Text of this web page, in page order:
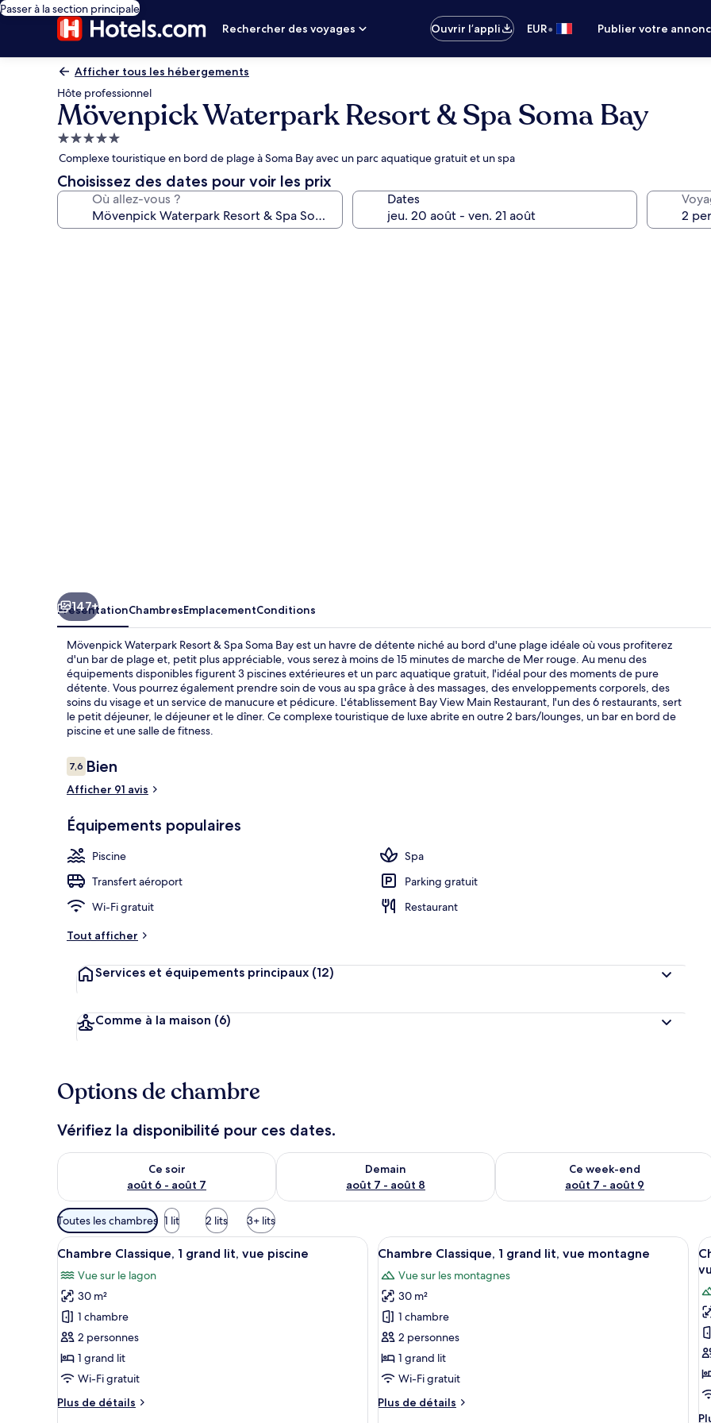
Passer à la section principale
Rechercher des voyages
Ouvrir l’appli EUR• Publier votre
Afficher tous les hébergements
Hôte professionnel
Mövenpick Waterpark Resort & Spa Soma Bay
Hébergement
5.0 étoiles
Complexe touristique en bord de plage à Soma Bay avec un parc aquatique gratuit et un spa
Choisissez des dates pour voir les prix
Où allez-vous ? Dates
Minibar,
147+
PrésentationChambresEmplacementConditions
Mövenpick Waterpark Resort & Spa Soma Bay est un havre de détente niché au bord d'une plage idéale où vous profiterez
d'un bar de plage et, petit plus appréciable, vous serez à moins de 15 minutes de marche de Mer rouge. Au menu des
équipements disponibles figurent 3 piscines extérieures et un parc aquatique gratuit, l'idéal pour des moments de pure
détente. Vous pourrez également prendre soin de vous au spa grâce à des massages, des enveloppements corporels, des
soins du visage et un service de manucure et pédicure. L'établissement Bay View Main Restaurant, l'un des 6 restaurants, sert
le petit déjeuner, le déjeuner et le dîner. Ce complexe touristique de luxe abrite en outre 2 bars/lounges, un bar en bord de
piscine et une salle de fitness.
Avis
voyageurs
7,67,6 sur 10
Bien
Afficher 91 avis
Équipements populaires
Piscine
Spa
Transfert aéroport
Parking gratuit
Wi-Fi gratuit
Restaurant
Tout afficher
Services et équipements principaux (12)
Comme à la maison (6)
Options de chambre
Vérifiez la disponibilité pour ces dates.
Ce soir
août 6 - août 7
Vérifier la disponibilité pour ce soir août 6 - août 7
Demain
août 7 - août 8
Vérifier la disponibilité pour demain août 7 - août 8
Ce week-end
août 7 - août 9
Vérifier la disponibilité pour ce week-
Filtres
disponibles
pour
chambres
Toutes les chambres 1 lit 2 lits 3+ lits
Afficher
toutes
les
photos
pour
ce
type
de
chambre :
Chambre
Une chambre d’hôtel dotée d’un grand lit, d’un téléviseur à écran plat, d’une table de chevet avec une
13
Chambre Classique, 1 grand lit, vue piscine
Vue sur le lagon
30 m²
1 chambre
2 personnes
1 grand lit
Wi-Fi gratuit
Plus de détails
Plus
Afficher
toutes
les
photos
pour
ce
type
de
chambre :
Chambre
Une chambre d’hôtel dotée d’un
11
Chambre Classique, 1 grand lit, vue montagne
Vue sur les montagnes
30 m²
1 chambre
2 personnes
1 grand lit
Wi-Fi gratuit
Plus de détails
Plus